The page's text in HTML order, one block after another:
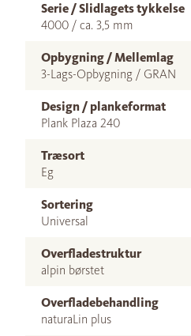
Serie / Slidlagets tykkelse
4000 / ca. 3,5 mm
Opbygning / Mellemlag
3-Lags-Opbygning / GRAN
Design / plankeformat
Plank Plaza 240
Træsort
Eg
Sortering
Universal
Overfladestruktur
alpin børstet
Overfladebehandling
naturaLin plus